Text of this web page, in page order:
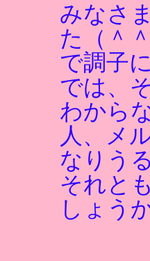
みなさ
た（＾＾
で調子
では、
わから
人、メ
なりう
それと
しょう